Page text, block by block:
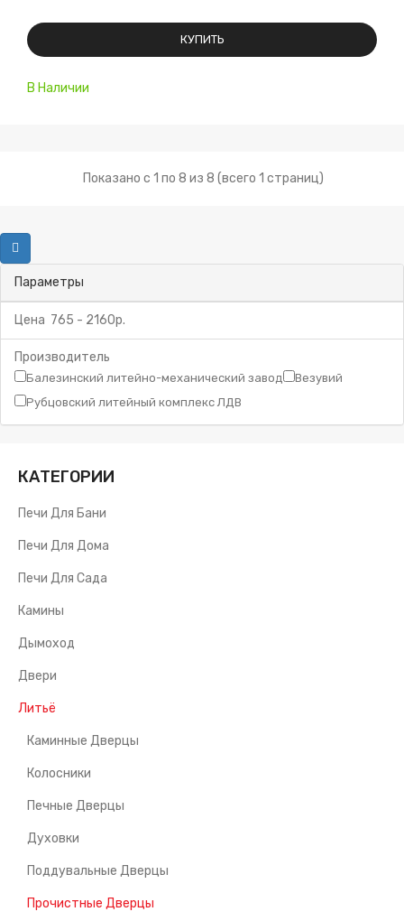
КАТЕГОРИИ
Печи Для Бани
Печи Для Дома
Печи Для Сада
Камины
Дымоход
Двери
Литьё
Каминные Дверцы
Колосники
Печные Дверцы
Духовки
Поддувальные Дверцы
Прочистные Дверцы
Параметры
Цена 765 - 2160р.
Производитель
Балезинский литейно-механический завод
Везувий
Рубцовский литейный комплекс ЛДВ
В Наличии
КУПИТЬ
Показано с 1 по 8 из 8 (всего 1 страниц)